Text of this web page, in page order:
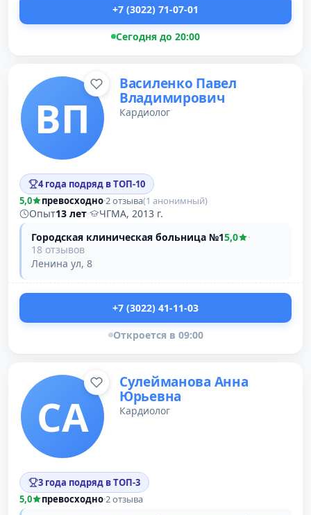
+7 (3022) 71-07-01
Сегодня до 20:00
ВП
Василенко Павел
Владимирович
Кардиолог
4 года подряд в ТОП-10
5,0
превосходно·2 отзыва(1 анонимный)
Опыт13 лет·
ЧГМА, 2013 г.
Городская клиническая больница №15,0
·
18 отзывов
Ленина ул, 8
+7 (3022) 41-11-03
Откроется в 09:00
СА
Сулейманова Анна
Юрьевна
Кардиолог
3 года подряд в ТОП-3
5,0
превосходно·2 отзыва